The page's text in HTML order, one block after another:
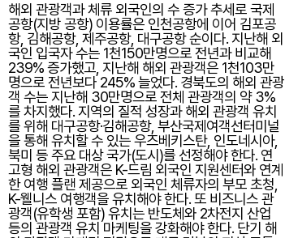
해외 관광객과 체류 외국인의 수 증가 추세로 국제
공항(지방 공항) 이용률은 인천공항에 이어 김포공
항, 김해공항, 제주공항, 대구공항 순이다. 지난해 외
국인 입국자 수는 1천150만명으로 전년과 비교해
239% 증가했고, 지난해 해외 관광객은 1천103만
명으로 전년보다 245% 늘었다. 경북도의 해외 관광
객 수는 지난해 30만명으로 전체 관광객의 약 3%
를 차지했다. 지역의 질적 성장과 해외 관광객 유치
를 위해 대구공항·김해공항, 부산국제여객선터미널
을 통해 유치할 수 있는 우즈베키스탄, 인도네시아,
북미 등 주요 대상 국가(도시)를 선정해야 한다. 연
고형 해외 관광객은 K-드림 외국인 지원센터와 연계
한 여행 플랜 제공으로 외국인 체류자의 부모 초청,
K-웰니스 여행객을 유치해야 한다. 또 비즈니스 관
광객(유학생 포함) 유치는 반도체와 2차전지 산업
등의 관광객 유치 마케팅을 강화해야 한다. 단기 해